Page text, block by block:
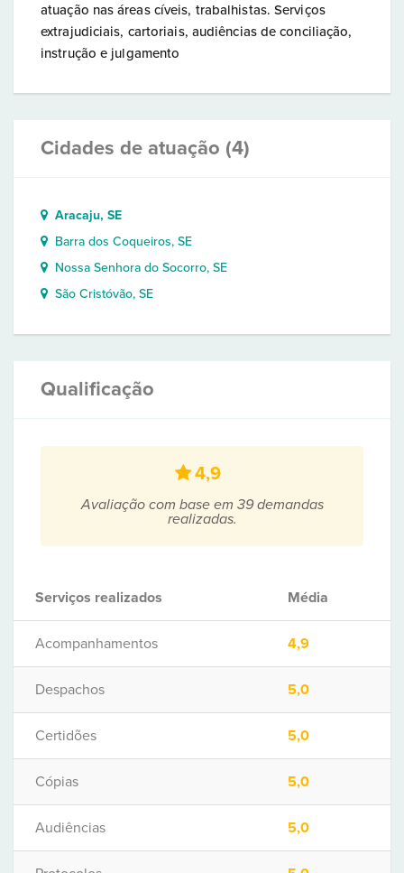
atuação nas áreas cíveis, trabalhistas. Serviços
extrajudiciais, cartoriais, audiências de conciliação,
instrução e julgamento
Cidades de atuação (4)
Aracaju, SE
Barra dos Coqueiros, SE
Nossa Senhora do Socorro, SE
São Cristóvão, SE
Qualificação
4,9
Avaliação com base em 39 demandas
realizadas.
Serviços realizados Média
Acompanhamentos 4,9
Despachos 5,0
Certidões 5,0
Cópias 5,0
Audiências 5,0